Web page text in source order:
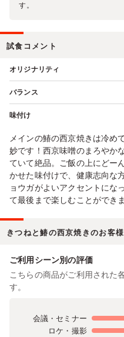
す。
試食コメント
オリジナリティ
バランス
味付け
メインの鰆の西京焼きは冷め
妙です！西京味噌のまろやか
ていて絶品。ご飯の上にどー
かせた味付けで、健康志向な
ョウガがよいアクセントにな
て最後まで楽しむことができ
きつねと鰆の西京焼きのお客
ご利用シーン別の評価
こちらの商品がご利用された
す。
会議・セミナー
ロケ・撮影